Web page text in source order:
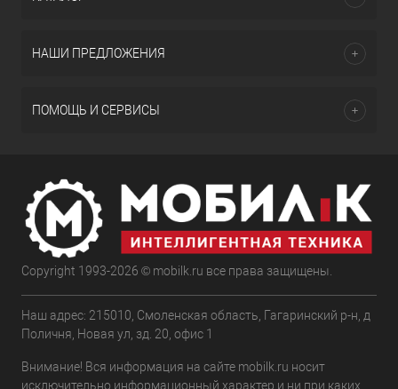
НАШИ ПРЕДЛОЖЕНИЯ
ПОМОЩЬ И СЕРВИСЫ
Copyright 1993-2026 © mobilk.ru все права защищены.
Наш адрес: 215010, Смоленская область, Гагаринский р-н, д
Поличня, Новая ул, зд. 20, офис 1
Внимание! Вся информация на сайте mobilk.ru носит
исключительно информационный характер и ни при каких